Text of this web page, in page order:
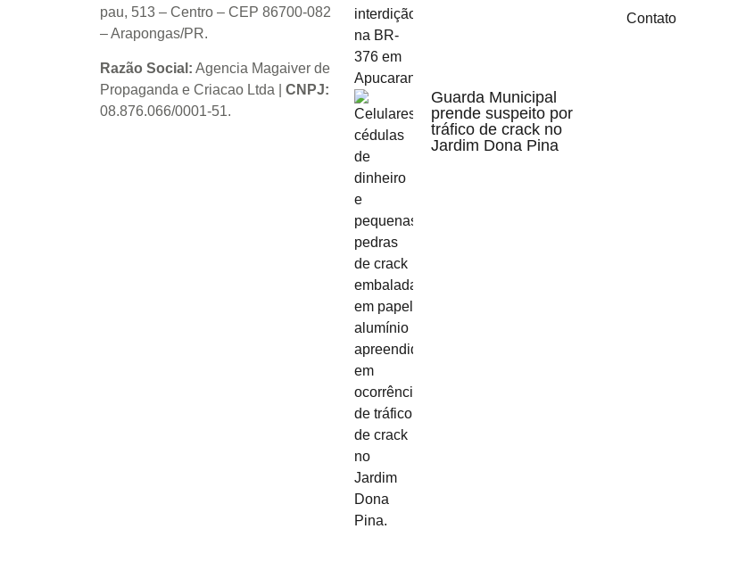
pau, 513 – Centro – CEP 86700-082
– Arapongas/PR.
Razão Social: Agencia Magaiver de
Propaganda e Criacao Ltda
CNPJ:
08.876.066/0001-51.
Guarda Municipal
prende suspeito por
tráfico de crack no
Jardim Dona Pina
Contato